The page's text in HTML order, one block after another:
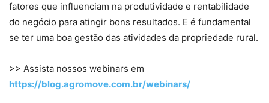
fatores que influenciam na produtividade e rentabilidade
do negócio para atingir bons resultados. E é fundamental
se ter uma boa gestão das atividades da propriedade rural.
>> Assista nossos webinars em
https://blog.agromove.com.br/webinars/